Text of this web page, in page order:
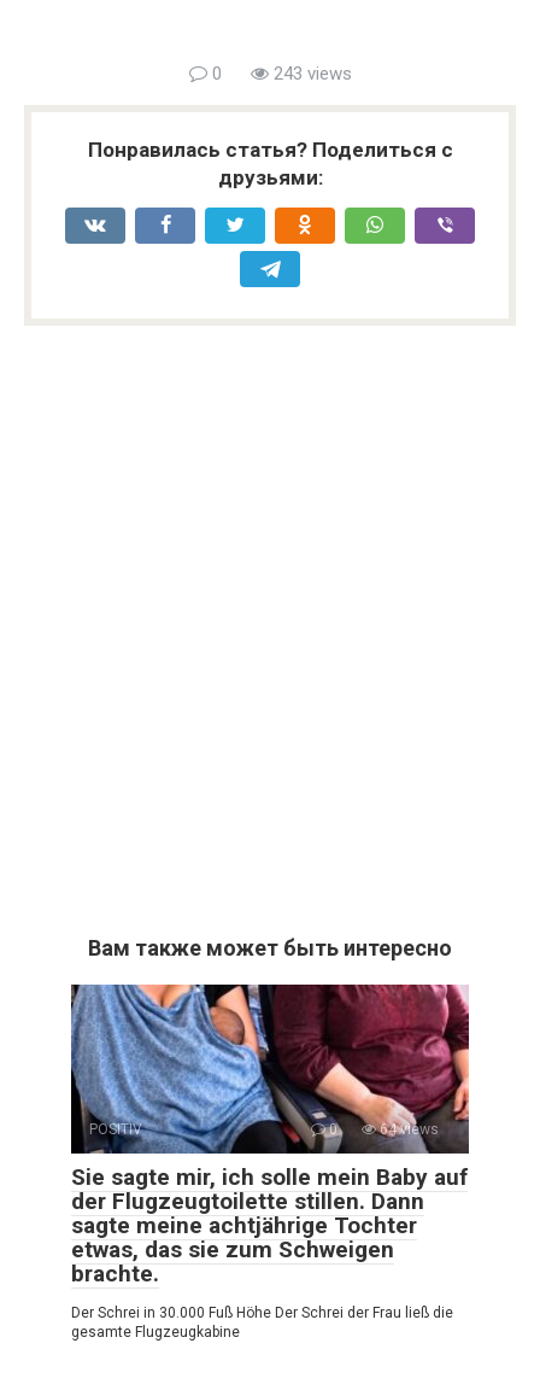
0 243 views
Понравилась статья? Поделиться с
друзьями:
Вам также может быть интересно
POSITIV 0 64 views
Sie sagte mir, ich solle mein Baby auf
der Flugzeugtoilette stillen. Dann
sagte meine achtjährige Tochter
etwas, das sie zum Schweigen
brachte.
Der Schrei in 30.000 Fuß Höhe Der Schrei der Frau ließ die
gesamte Flugzeugkabine